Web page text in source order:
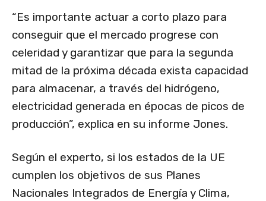
“Es importante actuar a corto plazo para
conseguir que el mercado progrese con
celeridad y garantizar que para la segunda
mitad de la próxima década exista capacidad
para almacenar, a través del hidrógeno,
electricidad generada en épocas de picos de
producción”, explica en su informe Jones.
Según el experto, si los estados de la UE
cumplen los objetivos de sus Planes
Nacionales Integrados de Energía y Clima,